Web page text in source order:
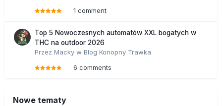
1 comment
Top 5 Nowoczesnych automatów XXL bogatych w
THC na outdoor 2026
Przez Macky w Blog Konopny Trawka
6 comments
Nowe tematy